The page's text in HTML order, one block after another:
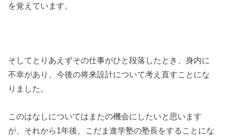
を覚えています。
そしてとりあえずその仕事がひと段落したとき、身内に
不幸があり、今後の将来設計について考え直すことにな
りました。
このはなしについてはまたの機会にしたいと思います
が、それから1年後、こだま進学塾の塾長をすることにな